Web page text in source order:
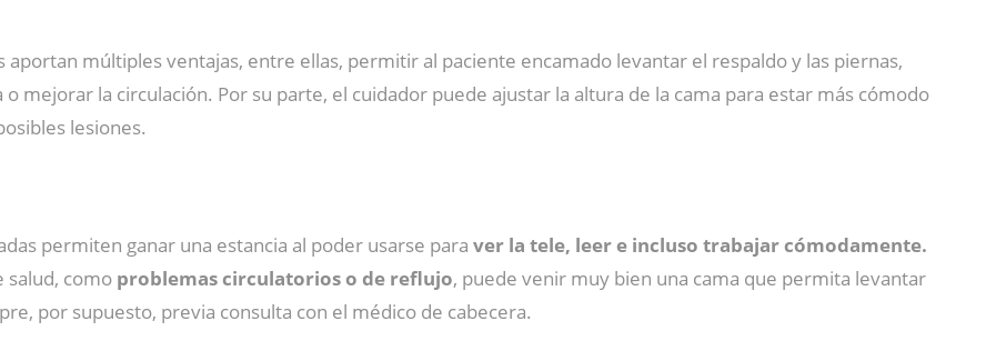
aportan múltiples ventajas, entre ellas, permitir al paciente encamado levantar el respaldo y las piernas,
mejorar la circulación. Por su parte, el cuidador puede ajustar la altura de la cama para estar más cómodo
lesiones.
permiten ganar una estancia al poder usarse para ver la tele, leer e incluso trabajar cómodamente.
salud, como problemas circulatorios o de reflujo, puede venir muy bien una cama que permita levantar
por supuesto, previa consulta con el médico de cabecera.